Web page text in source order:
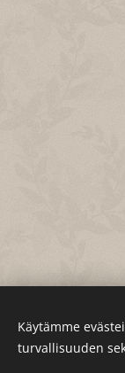
Käytämme
turvallisuuden